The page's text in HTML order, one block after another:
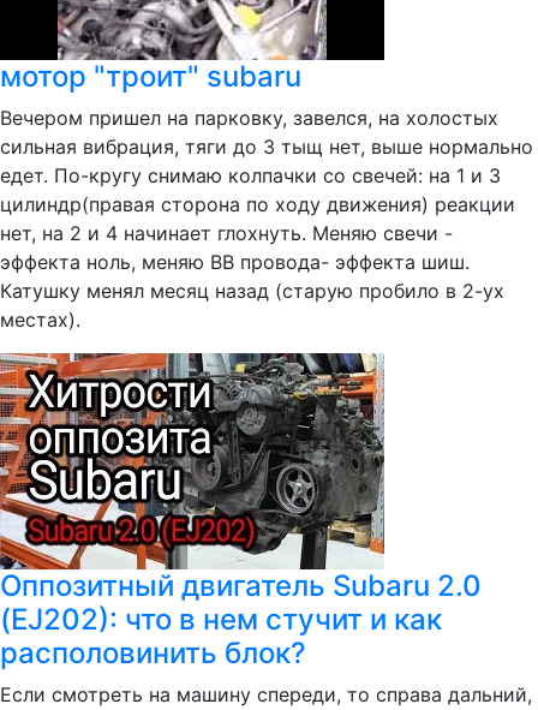
мотор "троит" subaru
Вечером пришел на парковку, завелся, на холостых
сильная вибрация, тяги до 3 тыщ нет, выше нормально
едет. По-кругу снимаю колпачки со свечей: на 1 и 3
цилиндр(правая сторона по ходу движения) реакции
нет, на 2 и 4 начинает глохнуть. Меняю свечи -
эффекта ноль, меняю ВВ провода- эффекта шиш.
Катушку менял месяц назад (старую пробило в 2-ух
местах).
Оппозитный двигатель Subaru 2.0
(EJ202): что в нем стучит и как
располовинить блок?
Если смотреть на машину спереди, то справа дальний,